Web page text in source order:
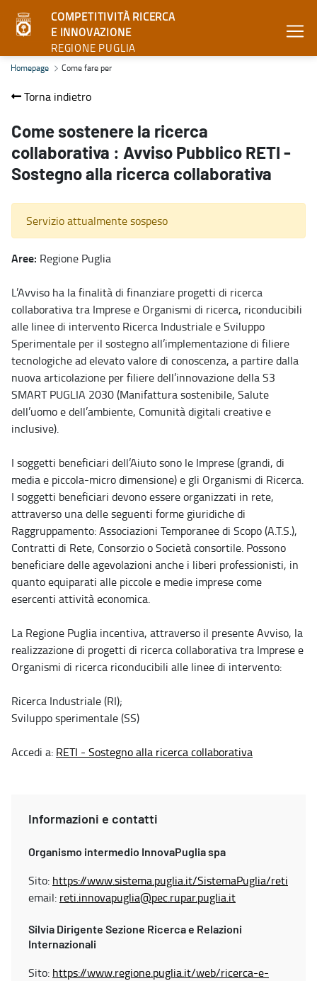
COMPETITIVITÀ RICERCA
E INNOVAZIONE
REGIONE PUGLIA
Come fare per - Competitività ricerca e innovazione
Homepage Come fare per
Torna indietro
Come sostenere la ricerca
collaborativa : Avviso Pubblico RETI -
Sostegno alla ricerca collaborativa
Servizio attualmente sospeso
Aree: Regione Puglia
L’Avviso ha la finalità di finanziare progetti di ricerca
collaborativa tra Imprese e Organismi di ricerca, riconducibili
alle linee di intervento Ricerca Industriale e Sviluppo
Sperimentale per il sostegno all’implementazione di filiere
tecnologiche ad elevato valore di conoscenza, a partire dalla
nuova articolazione per filiere dell’innovazione della S3
SMART PUGLIA 2030 (Manifattura sostenibile, Salute
dell’uomo e dell’ambiente, Comunità digitali creative e
inclusive).
I soggetti beneficiari dell’Aiuto sono le Imprese (grandi, di
media e piccola-micro dimensione) e gli Organismi di Ricerca.
I soggetti beneficiari devono essere organizzati in rete,
attraverso una delle seguenti forme giuridiche di
Raggruppamento: Associazioni Temporanee di Scopo (A.T.S.),
Contratti di Rete, Consorzio o Società consortile. Possono
beneficiare delle agevolazioni anche i liberi professionisti, in
quanto equiparati alle piccole e medie imprese come
esercenti attività economica.
La Regione Puglia incentiva, attraverso il presente Avviso, la
realizzazione di progetti di ricerca collaborativa tra Imprese e
Organismi di ricerca riconducibili alle linee di intervento:
Ricerca Industriale (RI);
Sviluppo sperimentale (SS)
Accedi a: RETI - Sostegno alla ricerca collaborativa
Informazioni e contatti
Organismo intermedio InnovaPuglia spa
Sito: https://www.sistema.puglia.it/SistemaPuglia/reti
email: reti.innovapuglia@pec.rupar.puglia.it
Silvia Dirigente Sezione Ricerca e Relazioni
Internazionali
Sito: https://www.regione.puglia.it/web/ricerca-e-